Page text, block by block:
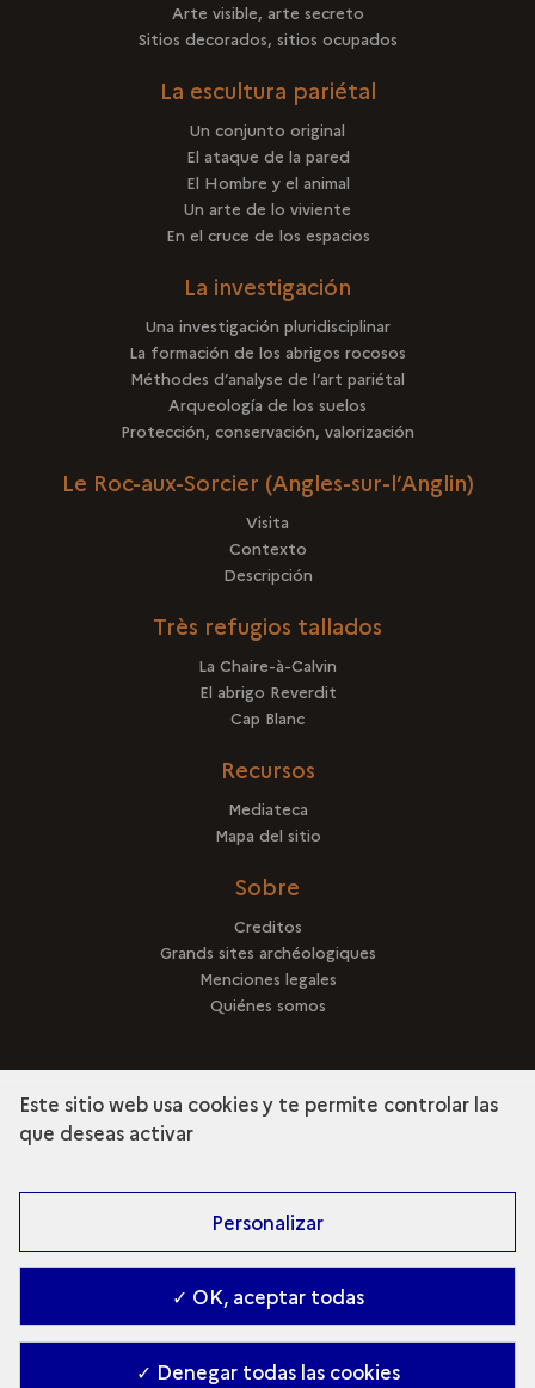
Arte visible, arte secreto
Sitios decorados, sitios ocupados
La escultura pariétal
Un conjunto original
El ataque de la pared
El Hombre y el animal
Un arte de lo viviente
En el cruce de los espacios
La investigación
Una investigación pluridisciplinar
La formación de los abrigos rocosos
Méthodes d’analyse de l’art pariétal
Arqueología de los suelos
Protección, conservación, valorización
Le Roc-aux-Sorcier (Angles-sur-l’Anglin)
Visita
Contexto
Descripción
Très refugios tallados
La Chaire-à-Calvin
El abrigo Reverdit
Cap Blanc
Recursos
Mediateca
Mapa del sitio
Sobre
Creditos
Grands sites archéologiques
Menciones legales
Quiénes somos
Descubra la colección
Gestion des cookies - 2026. Ministry of Culture
Este sitio web usa cookies y te permite controlar las
que deseas activar
Personalizar
✓ OK, aceptar todas
✓ Denegar todas las cookies